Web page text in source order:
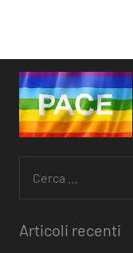
per:
Articoli recenti